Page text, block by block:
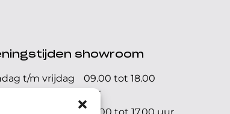
showroom
t/m vrijdag
09.00 tot 18.00
uur